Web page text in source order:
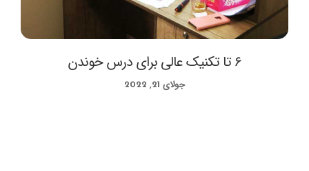
۶ تا تکنیک عالی برای درس خوندن
جولای 21, 2022